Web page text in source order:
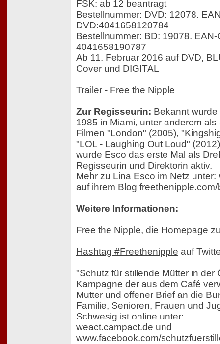
FSK: ab 12 beantragt
Bestellnummer: DVD: 12078.
DVD:4041658120784
Bestellnummer: BD: 19078. EAN-
4041658190787
Ab 11. Februar 2016 auf DVD,
Cover und DIGITAL
Trailer - Free the Nipple
Zur Regisseurin: Bekannt
1985 in Miami, unter anderem
Filmen "London" (2005),
"LOL - Laughing Out Loud"
wurde Esco das erste Mal als
Regisseurin und Direktorin aktiv.
Mehr zu Lina Esco im Netz unter:
auf ihrem Blog freethenipple.com/
Weitere Informationen:
Free the Nipple, die Homepage
Hashtag #Freethenipple auf
"Schutz für stillende Mütter in der
Kampagne der aus dem Café
Mutter und offener Brief an die
Familie, Senioren, Frauen und
Schwesig ist online unter:
weact.campact.de und
www.facebook.com/